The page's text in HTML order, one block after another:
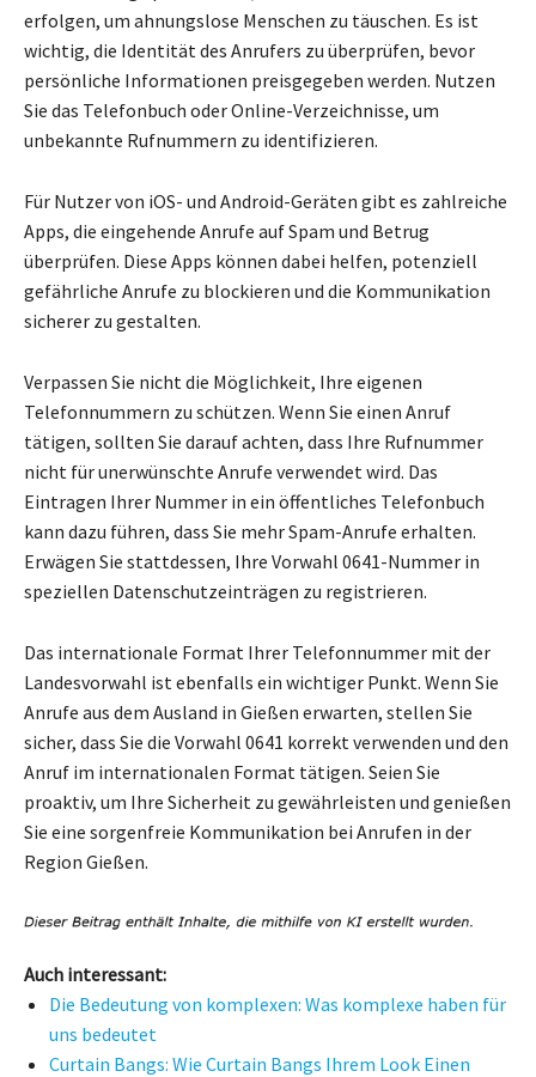
erfolgen, um ahnungslose Menschen zu täuschen. Es ist
wichtig, die Identität des Anrufers zu überprüfen, bevor
persönliche Informationen preisgegeben werden. Nutzen
Sie das Telefonbuch oder Online-Verzeichnisse, um
unbekannte Rufnummern zu identifizieren.
Für Nutzer von iOS- und Android-Geräten gibt es zahlreiche
Apps, die eingehende Anrufe auf Spam und Betrug
überprüfen. Diese Apps können dabei helfen, potenziell
gefährliche Anrufe zu blockieren und die Kommunikation
sicherer zu gestalten.
Verpassen Sie nicht die Möglichkeit, Ihre eigenen
Telefonnummern zu schützen. Wenn Sie einen Anruf
tätigen, sollten Sie darauf achten, dass Ihre Rufnummer
nicht für unerwünschte Anrufe verwendet wird. Das
Eintragen Ihrer Nummer in ein öffentliches Telefonbuch
kann dazu führen, dass Sie mehr Spam-Anrufe erhalten.
Erwägen Sie stattdessen, Ihre Vorwahl 0641-Nummer in
speziellen Datenschutzeinträgen zu registrieren.
Das internationale Format Ihrer Telefonnummer mit der
Landesvorwahl ist ebenfalls ein wichtiger Punkt. Wenn Sie
Anrufe aus dem Ausland in Gießen erwarten, stellen Sie
sicher, dass Sie die Vorwahl 0641 korrekt verwenden und den
Anruf im internationalen Format tätigen. Seien Sie
proaktiv, um Ihre Sicherheit zu gewährleisten und genießen
Sie eine sorgenfreie Kommunikation bei Anrufen in der
Region Gießen.
Auch interessant:
Die Bedeutung von komplexen: Was komplexe haben für
uns bedeutet
Curtain Bangs: Wie Curtain Bangs Ihrem Look Einen